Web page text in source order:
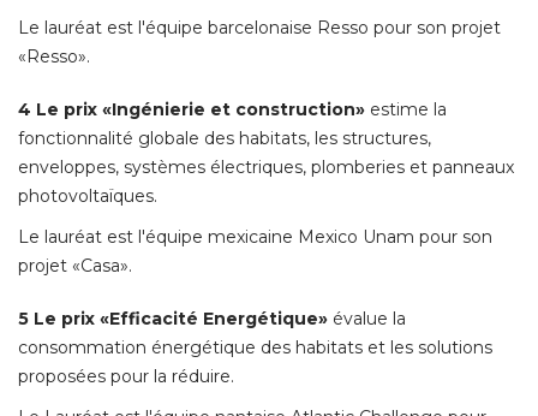
Le lauréat est l'équipe barcelonaise Resso pour son projet
«Resso».
4 Le prix «Ingénierie et construction» estime la
fonctionnalité globale des habitats, les structures,
enveloppes, systèmes électriques, plomberies et panneaux
photovoltaïques.
Le lauréat est l'équipe mexicaine Mexico Unam pour son
projet «Casa».
5 Le prix «Efficacité Energétique» évalue la
consommation énergétique des habitats et les solutions
proposées pour la réduire.